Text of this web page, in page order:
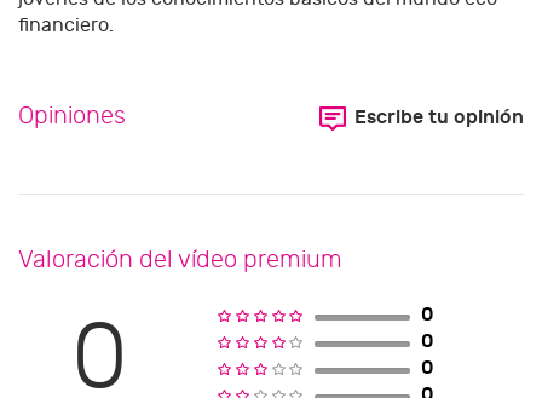
financiero.
Opiniones Escribe tu opinión
Valoración del vídeo premium
0
0
0
0